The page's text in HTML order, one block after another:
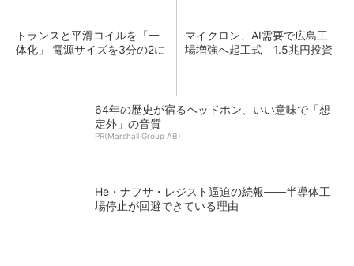
トランスと平滑コイルを「一
体化」 電源サイズを3分の2に
マイクロン、AI需要で広島工
場増強へ起工式 1.5兆円投資
64年の歴史が宿るヘッドホン、いい意味で「想
定外」の音質
PR(Marshall Group AB)
He・ナフサ・レジスト逼迫の続報――半導体工
場停止が回避できている理由